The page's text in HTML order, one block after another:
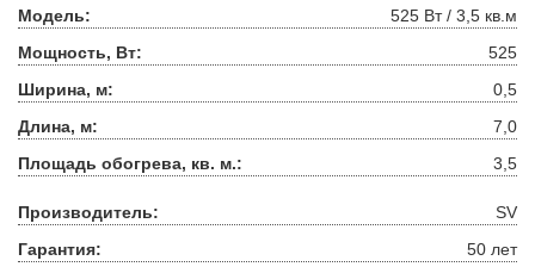
Модель:
525 Вт / 3,5 кв.м
Мощность, Вт:
525
Ширина, м:
0,5
Длина, м:
7,0
Площадь обогрева, кв. м.:
3,5
Производитель:
SV
Гарантия:
50 лет